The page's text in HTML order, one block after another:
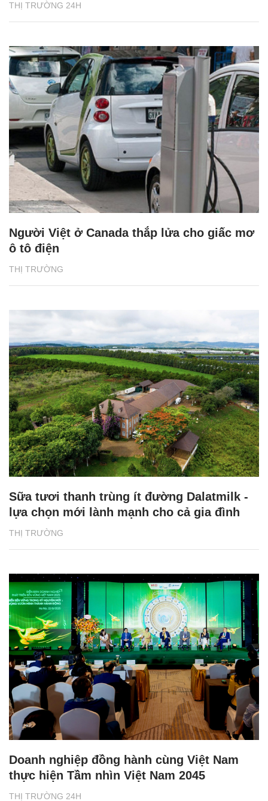
THỊ TRƯỜNG 24H
THỊ TRƯỜNG
Người Việt ở Canada thắp lửa cho giấc mơ
ô tô điện
THỊ TRƯỜNG
Sữa tươi thanh trùng ít đường Dalatmilk -
lựa chọn mới lành mạnh cho cả gia đình
THỊ TRƯỜNG 24H
Doanh nghiệp đồng hành cùng Việt Nam
thực hiện Tầm nhìn Việt Nam 2045